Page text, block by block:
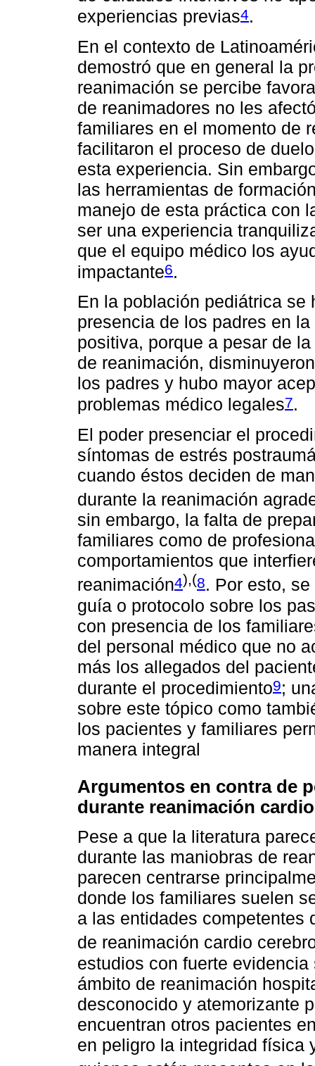
experiencias previas4.
En el contexto de
demostró que en general la
reanimación se percibe
de reanimadores no les
familiares en el momento de
facilitaron el proceso de
esta experiencia. Sin
las herramientas de
manejo de esta práctica con
ser una experiencia
que el equipo médico los
impactante6.
En la población pediátrica
presencia de los padres en
positiva, porque a pesar de
de reanimación,
los padres y hubo mayor
problemas médico legales7.
El poder presenciar el
síntomas de estrés
cuando éstos deciden de
durante la reanimación
sin embargo, la falta de
familiares como de
comportamientos que
reanimación4),(8. Por esto,
guía o protocolo sobre los
con presencia de los
del personal médico que no
más los allegados del
durante el procedimiento9;
sobre este tópico como
los pacientes y familiares
manera integral
Argumentos en contra de
durante reanimación
Pese a que la literatura
durante las maniobras de
parecen centrarse
donde los familiares suelen
a las entidades competentes
de reanimación cardio
estudios con fuerte
ámbito de reanimación
desconocido y atemorizante
encuentran otros pacientes
en peligro la integridad física